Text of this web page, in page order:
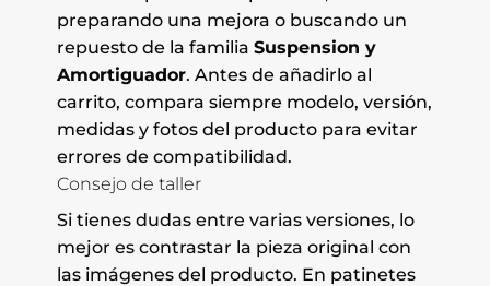
preparando una mejora o buscando un
repuesto de la familia Suspension y
Amortiguador. Antes de añadirlo al
carrito, compara siempre modelo, versión,
medidas y fotos del producto para evitar
errores de compatibilidad.
Consejo de taller
Si tienes dudas entre varias versiones, lo
mejor es contrastar la pieza original con
las imágenes del producto. En patinetes